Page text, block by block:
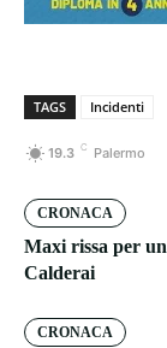
TAGS Incidenti
19.3 C Palermo
CRONACA
Maxi rissa per
Calderai
CRONACA